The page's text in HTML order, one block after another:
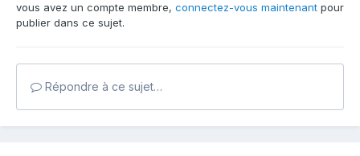
vous avez un compte membre, connectez-vous maintenant pour
publier dans ce sujet.
Répondre à ce sujet…